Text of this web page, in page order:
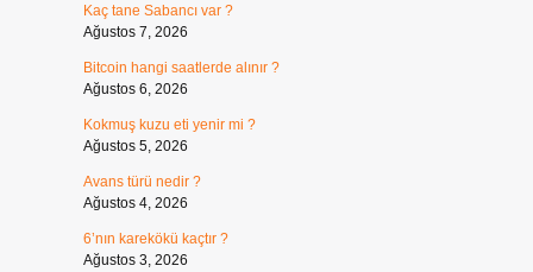
Kaç tane Sabancı var ?
Ağustos 7, 2026
Bitcoin hangi saatlerde alınır ?
Ağustos 6, 2026
Kokmuş kuzu eti yenir mi ?
Ağustos 5, 2026
Avans türü nedir ?
Ağustos 4, 2026
6’nın karekökü kaçtır ?
Ağustos 3, 2026